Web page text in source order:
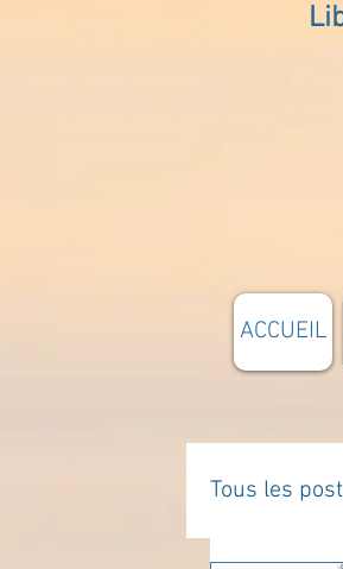
ACCUEIL
Tous les